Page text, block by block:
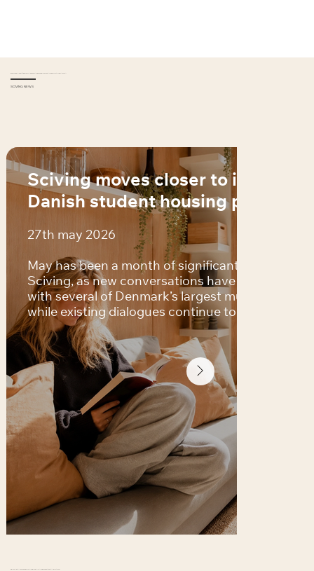
BLEIBEN SIE ÜBER UNSEREN FORTSCHRITT AUF DEM LAUFENDEN
SCIVING NEWS
Sciving moves closer to its first
Danish student housing project
27th may 2026
May has been a month of significant progress for
Sciving, as new conversations have been
with several of Denmark’s largest municipalities
while existing dialogues continue to advance.
SCIVING AN DER TECHNISCHEN UNIVERSITÄT DÄNEMARK